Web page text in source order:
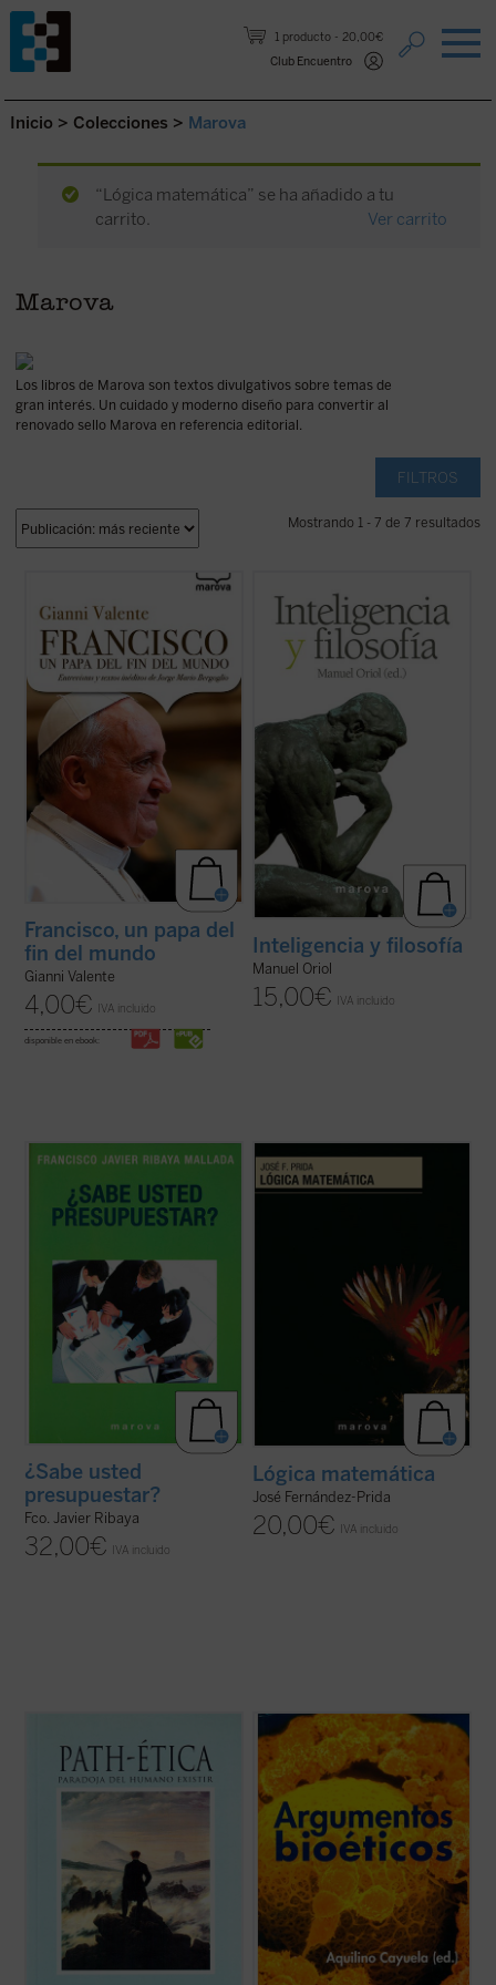
1 producto
20,00€
Club Encuentro
Saltar al contenido.
Inicio > Colecciones > Marova
“Lógica matemática” se ha añadido a tu
carrito.
Ver carrito
Marova
Los libros de Marova son textos divulgativos sobre temas de
gran interés. Un cuidado y moderno diseño para convertir al
renovado sello Marova en referencia editorial.
FILTROS
Mostrando 1 - 7 de 7 resultados
¿Quién es el Papa que viene «del fin del
jesuita, conocido en Argentina por su
sensibilidad pastoral, su estilo de vida
sencillo, su atención hacia los pobres y las
cuestiones sociales.
El libro de ...(ver ficha)
Francisco, un papa del
fin del mundo
Gianni Valente
4,00€ IVA incluido
disponible en ebook:
urgente para la filosofía y para la
inteligencia. Por ello, la principal motivación
de este libro es tratar de reivindicar ---o al
menos preguntarnos por--- la auténtica
capacidad de la razón ... (ver ficha)
Inteligencia y filosofía
Manuel Oriol
15,00€ IVA incluido
Los fundamentos teóricos y prácticos del
Planificación y Control, tuvieron su origen a
finales del siglo XVIII cuando se
presentaba al Parlamento Británico los
¿Sabe usted
presupuestar?
Fco. Javier Ribaya
32,00€ IVA incluido
EnLógica matemática, a partir de la
especificación de las características de los
«lenguajes de primer orden» y de la
Lógica matemática
José Fernández-Prida
20,00€ IVA incluido
los sufrimientos, los pecados, la muerte,
que no los pusiera en el centro de su
visión
del mundo , sería radicalmente incompleto,
sería falso... La muchedumbre de los
humillados y ofendidos
«Los distintos tratamientos recogidos en
este libro sobre aspectos actuales de la
discusión bioética parten del
inconformismo de los autores con
respecto a la mentalidad más extendida en
nuestro momento, inconformismo
caracterizado por tomar en ...(ver ficha)